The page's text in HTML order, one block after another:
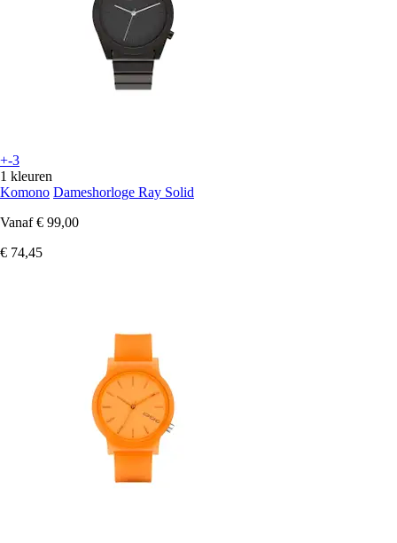
+-3
1 kleuren
Komono Dameshorloge Ray Solid
Vanaf € 99,00
€ 74,45